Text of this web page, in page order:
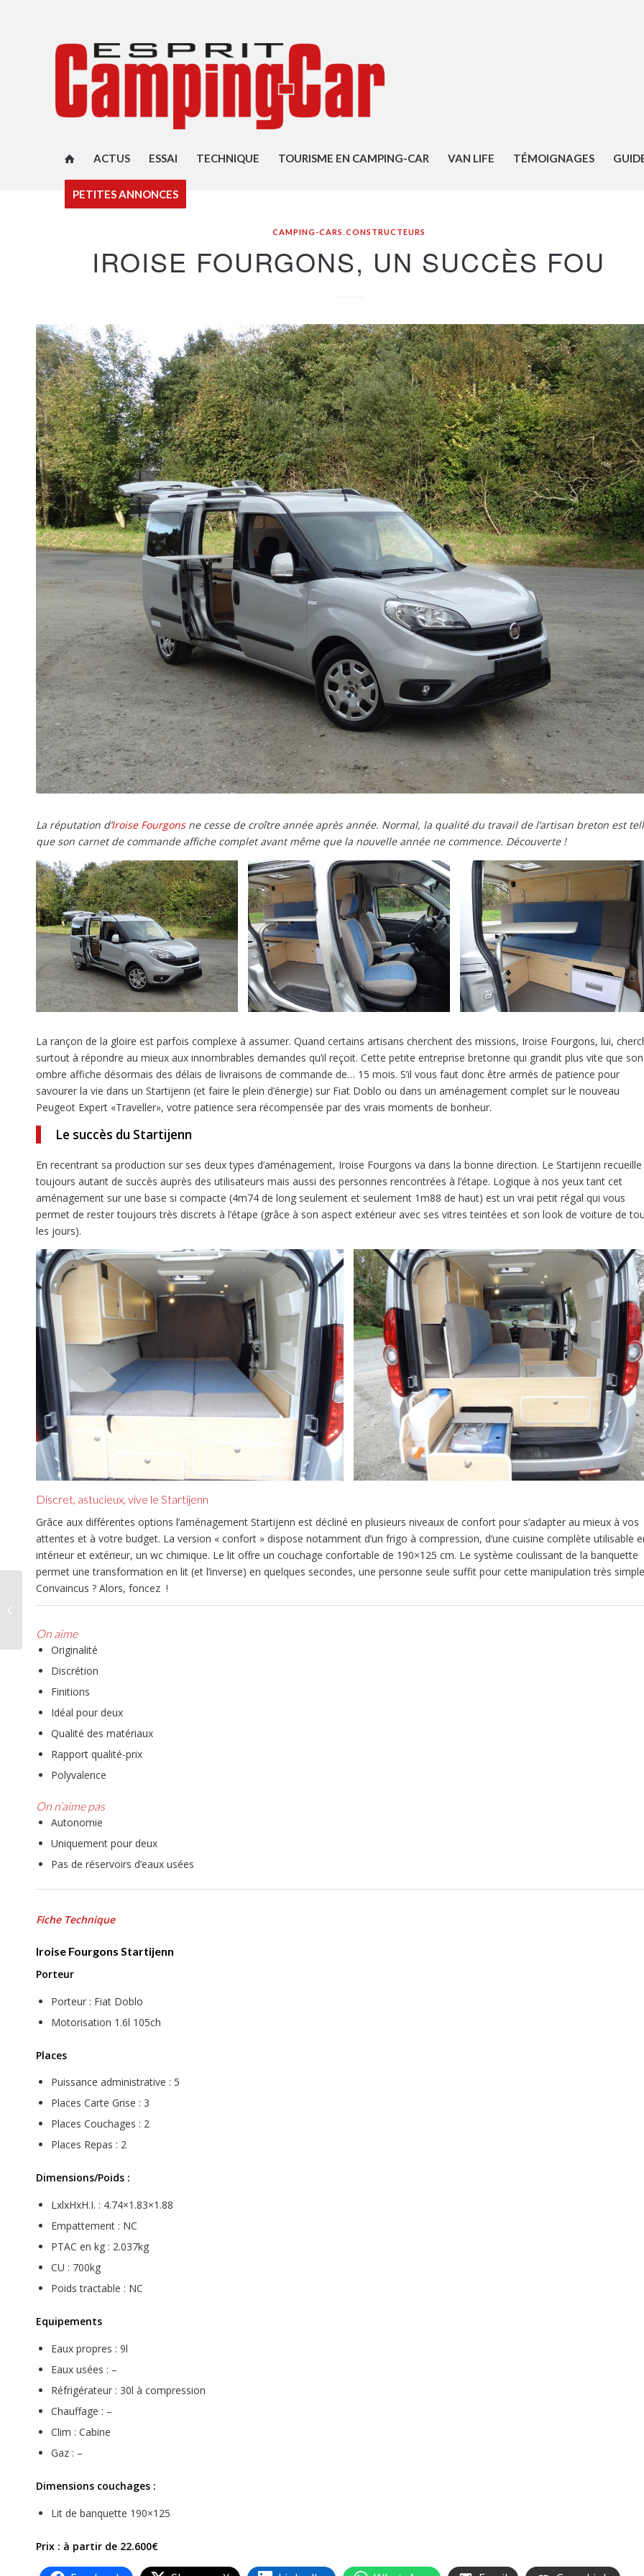
ACTUS ESSAI TECHNIQUE TOURISME EN CAMPING-CAR VAN LIFE TÉMOIGNAGES
PETITES ANNONCES
CAMPING-CARS CONSTRUCTEURS
IROISE FOURGONS, UN SUCCÈS FOU
La réputation d’Iroise Fourgonsne cesse de croître année après année. Normal, la qualité du travail de l’artisan breton est
que son carnet de commande affiche complet avant même que la nouvelle année ne commence. Découverte !
La rançon de la gloire est parfois complexe à assumer. Quand certains artisans cherchent des missions, Iroise Fourgons, lui,
surtout à répondre au mieux aux innombrables demandes qu’il reçoit. Cette petite entreprise bretonne qui grandit plus vite que son
ombre affiche désormais des délais de livraisons de commande de… 15 mois. S’il vous faut donc être armés de patience pour
savourer la vie dans un Startijenn (et faire le plein d’énergie) sur Fiat Doblo ou dans un aménagement complet sur le nouveau
Peugeot Expert «Traveller», votre patience sera récompensée par des vrais moments de bonheur.
Le succès du Startijenn
En recentrant sa production sur ses deux types d’aménagement, Iroise Fourgons va dans la bonne direction. Le Startijenn recueille
toujours autant de succès auprès des utilisateurs mais aussi des personnes rencontrées à l’étape. Logique à nos yeux tant cet
aménagement sur une base si compacte (4m74 de long seulement et seulement 1m88 de haut) est un vrai petit régal qui vous
permet de rester toujours très discrets à l’étape (grâce à son aspect extérieur avec ses vitres teintées et son look de voiture de
les jours).
Discret, astucieux, vive le Startijenn
Grâce aux différentes options l’aménagement Startijenn est décliné en plusieurs niveaux de confort pour s’adapter au mieux à vos
attentes et à votre budget. La version « confort » dispose notamment d’un frigo à compression, d’une cuisine complète utilisable
intérieur et extérieur, un wc chimique. Le lit offre un couchage confortable de 190×125 cm. Le système coulissant de la banquette
permet une transformation en lit (et l’inverse) en quelques secondes, une personne seule suffit pour cette manipulation très
Convaincus ? Alors, foncez !
On aime
Originalité
Discrétion
Finitions
Idéal pour deux
Qualité des matériaux
Rapport qualité-prix
Polyvalence
On n’aime pas
Autonomie
Uniquement pour deux
Pas de réservoirs d’eaux usées
Fiche Technique
Iroise Fourgons Startijenn
Porteur
Porteur : Fiat Doblo
Motorisation 1.6l 105ch
Places
Puissance administrative : 5
Places Carte Grise : 3
Places Couchages : 2
Places Repas : 2
Dimensions/Poids :
LxlxHxH.I. : 4.74×1.83×1.88
Empattement : NC
PTAC en kg : 2.037kg
CU : 700kg
Poids tractable : NC
Equipements
Eaux propres : 9l
Eaux usées : –
Réfrigérateur : 30l à compression
Chauffage : –
Clim : Cabine
Gaz : –
Dimensions couchages :
Lit de banquette 190×125
Prix : à partir de 22.600€
Blackroll Pillow,
l’oreiller qui change